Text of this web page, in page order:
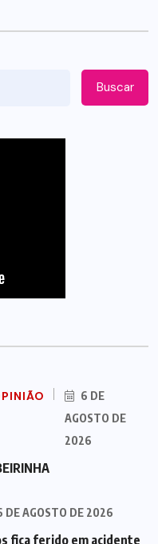
Buscar
6 DE
AGOSTO DE
2026
DE AGOSTO DE 2026
fica ferido em acidente